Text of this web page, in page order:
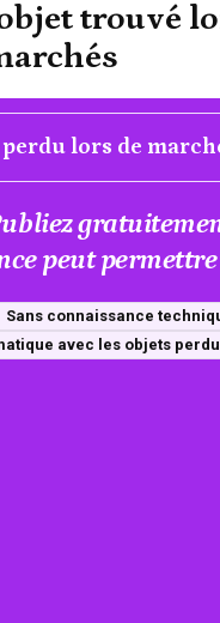
trouvé
lors de
#A12AEB
peut
Sans connaissance
avec les objets